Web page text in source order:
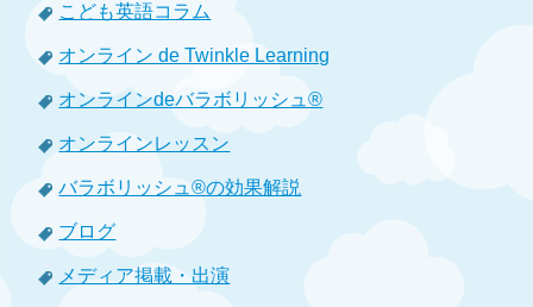
こども英語コラム
オンライン de Twinkle Learning
オンラインdeバラボリッシュ®
オンラインレッスン
バラボリッシュ®の効果解説
ブログ
メディア掲載・出演